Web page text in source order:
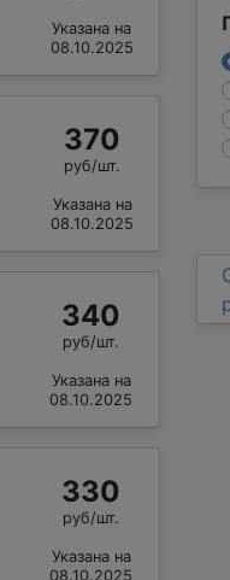
Указана на
08.10.2025
370
руб/шт.
Указана на
08.10.2025
340
руб/шт.
Указана на
08.10.2025
330
руб/шт.
Указана на
08.10.2025